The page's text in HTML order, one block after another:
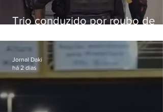
Trio conduzido por roubo de
passagens
Jornal Daki
há 2 dias